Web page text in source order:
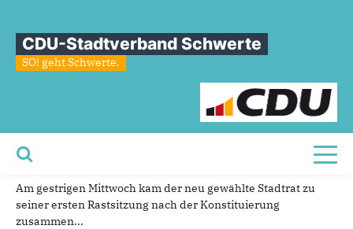
CDU-Stadtverband Schwerte
SO! geht Schwerte.
Sie sind hier
Überblick
Sitzungdes
im
28.11.2025
Am gestrigen Mittwoch kam der neu gewählte Stadtrat zu
seiner ersten Rastsitzung nach der Konstituierung
zusammen...